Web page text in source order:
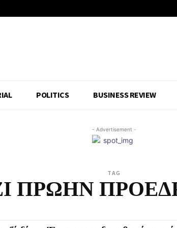
POLITICS BUSINESS REVIEW
- Advertisement -
TAG
ΠΡΩΗΝ